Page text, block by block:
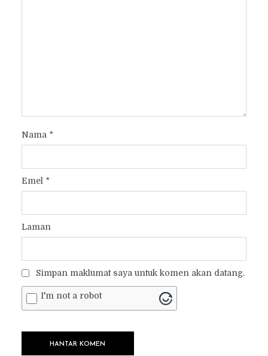
Nama *
Emel *
Laman
Simpan maklumat saya untuk komen akan datang.
I'm not a robot